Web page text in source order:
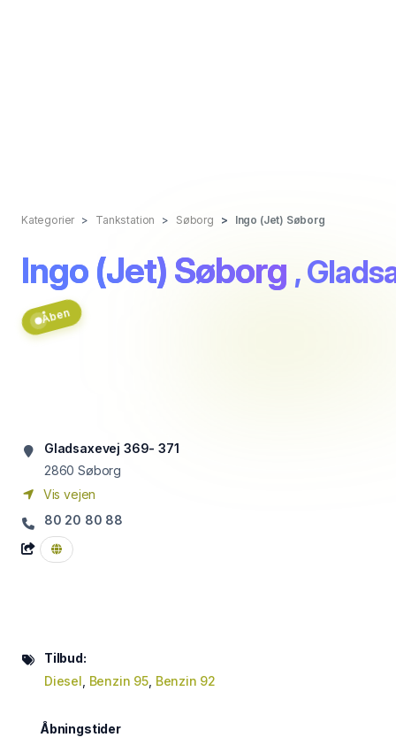
Kategorier Tankstation Søborg Ingo (Jet) Søborg
Ingo (Jet) Søborg ,
Åben
Gladsaxevej 369- 371
2860 Søborg
Vis vejen
80 20 80 88
Tilbud:
Diesel Benzin 95 Benzin 92
Åbningstider